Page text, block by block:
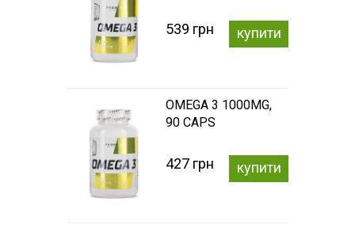
539 грн купити
OMEGA 3 1000MG,
90 CAPS
427 грн купити